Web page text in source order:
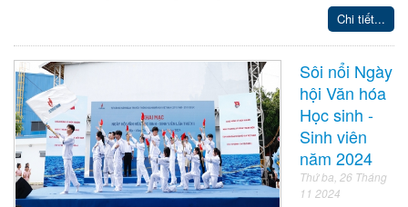
Chi tiết...
Sôi nổi Ngày
hội Văn hóa
Học sinh -
Sinh viên
năm 2024
Thứ ba, 26 Tháng
11 2024